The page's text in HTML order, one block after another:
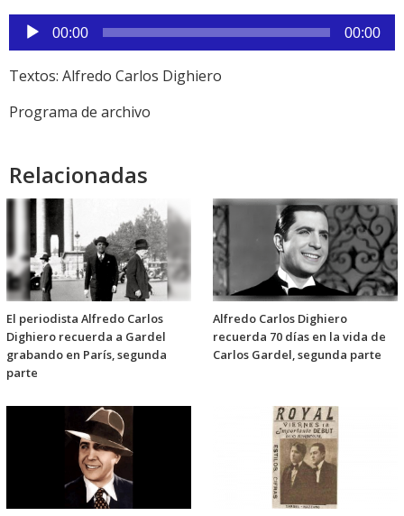
Reproductor
de
audio
00:00 00:00
Textos: Alfredo Carlos Dighiero
Programa de archivo
Relacionadas
El periodista Alfredo Carlos
Dighiero recuerda a Gardel
grabando en París, segunda
parte
Alfredo Carlos Dighiero
recuerda 70 días en la vida de
Carlos Gardel, segunda parte